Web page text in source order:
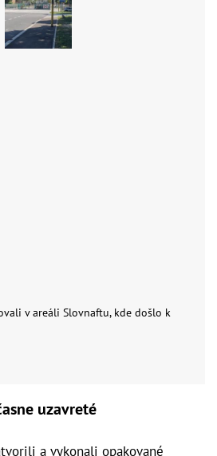
v areáli Slovnaftu, kde došlo k
uzavreté
a vykonali opakované